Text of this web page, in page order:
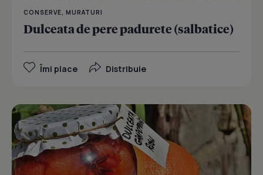
CONSERVE, MURATURI
Dulceata de pere padurete (salbatice)
Îmi place Distribuie